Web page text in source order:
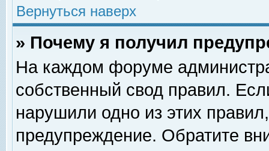
Вернуться наверх
» Почему я получил
На каждом форуме
собственный свод правил.
нарушили одно из этих
предупреждение. Обратите